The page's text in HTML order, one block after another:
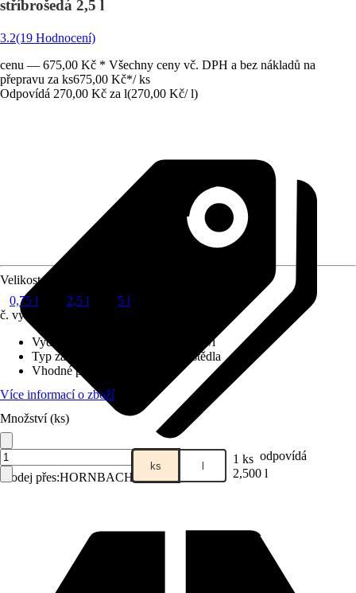
stříbrošedá 2,5 l
3.2(19 Hodnocení)
cenu — 675,00 Kč * Všechny ceny vč. DPH a bez nákladů na
přepravu za ks675,00 Kč*/ ks
Odpovídá 270,00 Kč za l(270,00 Kč/ l)
Prodej přes:HORNBACH
Velikost balení
0,75 l
2,5 l
5 l
č. výrobku
Vydatnost při jednom nátěru
12 m²/l
Typ základu
Obsahující rozpouštědla
Vhodné pro podklad
Více informací o zboží
Množství (ks)
ks l 1 ks odpovídá
2,500 l